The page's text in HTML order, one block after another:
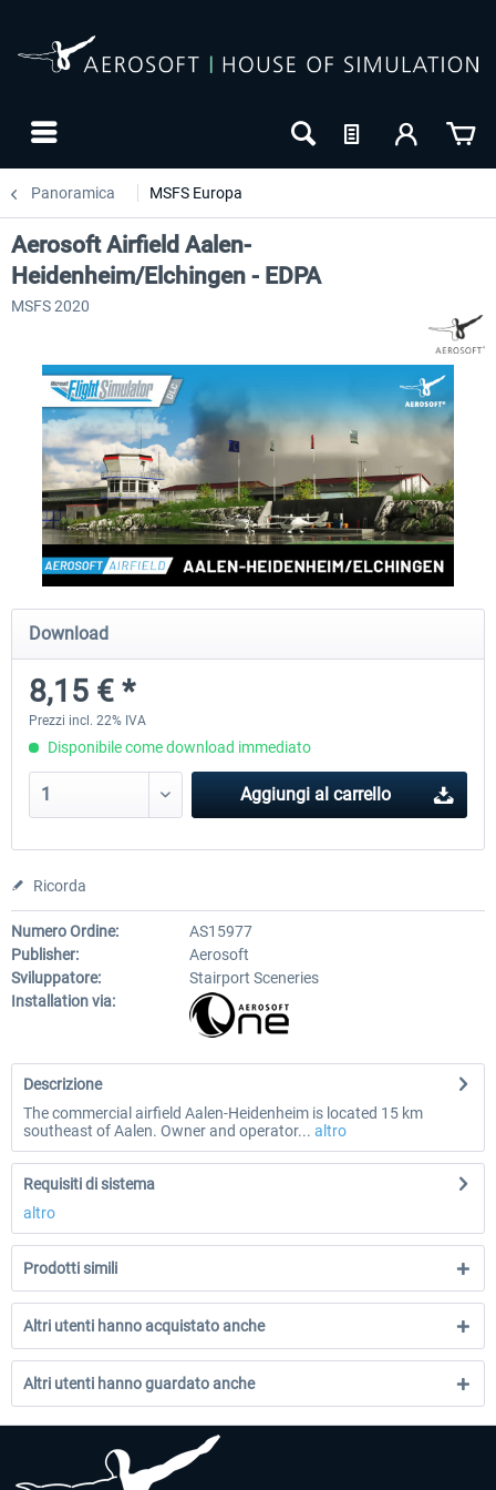
Panoramica MSFS Europa
Aerosoft Airport Cologne/Bonn sim-wings Hamburg
Aerosoft Airfield Aalen-
Heidenheim/Elchingen - EDPA
MSFS 2020
Download
8,15 € *
Prezzi incl. 22% IVA
Disponibile come download immediato
Aggiungi al carrello
Ricorda
Numero Ordine:
AS15977
Publisher:
Aerosoft
Sviluppatore:
Stairport Sceneries
Installation via:
Descrizione
The commercial airfield Aalen-Heidenheim is located 15 km
southeast of Aalen. Owner and operator... altro
Requisiti di sistema
altro
Prodotti simili
Altri utenti hanno acquistato anche
Altri utenti hanno guardato anche